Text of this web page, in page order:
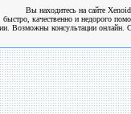
Вы находитесь на сайте
быстро, качественно и недорого
Возможны консультации онлайн.